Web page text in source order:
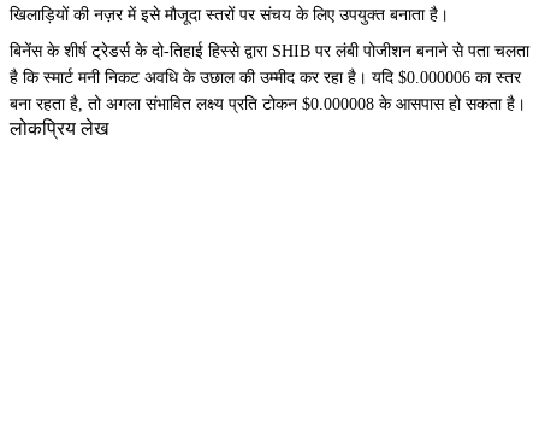
खिलाड़ियों की नज़र में इसे मौजूदा स्तरों पर संचय के लिए उपयुक्त बनाता है।
बिनेंस के शीर्ष ट्रेडर्स के दो-तिहाई हिस्से द्वारा SHIB पर लंबी पोजीशन बनाने से पता चलता
है कि स्मार्ट मनी निकट अवधि के उछाल की उम्मीद कर रहा है। यदि $0.000006 का स्तर
बना रहता है, तो अगला संभावित लक्ष्य प्रति टोकन $0.000008 के आसपास हो सकता है।
लोकप्रिय लेख